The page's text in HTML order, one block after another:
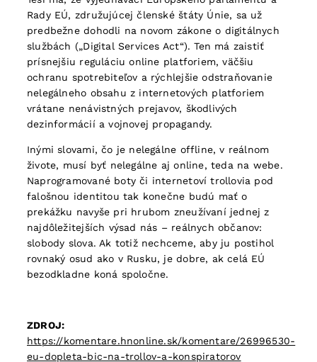
Rady EÚ, združujúcej členské štáty Únie, sa už
predbežne dohodli na novom zákone o digitálnych
službách („Digital Services Act“). Ten má zaistiť
prísnejšiu reguláciu online platforiem, väčšiu
ochranu spotrebiteľov a rýchlejšie odstraňovanie
nelegálneho obsahu z internetových platforiem
vrátane nenávistných prejavov, škodlivých
dezinformácií a vojnovej propagandy.
Inými slovami, čo je nelegálne offline, v reálnom
živote, musí byť nelegálne aj online, teda na webe.
Naprogramované boty či internetoví trollovia pod
falošnou identitou tak konečne budú mať o
prekážku navyše pri hrubom zneužívaní jednej z
najdôležitejších výsad nás – reálnych občanov:
slobody slova. Ak totiž nechceme, aby ju postihol
rovnaký osud ako v Rusku, je dobre, ak celá EÚ
bezodkladne koná spoločne.
ZDROJ:
https://komentare.hnonline.sk/komentare/26996530-
eu-dopleta-bic-na-trollov-a-konspiratorov